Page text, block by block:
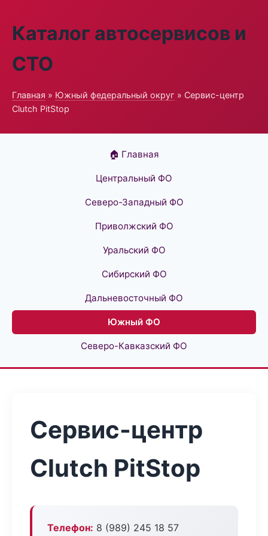
Каталог автосервисов и
СТО
Главная » Южный федеральный округ » Сервис-центр
Clutch PitStop
🏠 Главная
Центральный ФО
Северо-Западный ФО
Приволжский ФО
Уральский ФО
Сибирский ФО
Дальневосточный ФО
Южный ФО
Северо-Кавказский ФО
Сервис-центр
Clutch PitStop
Телефон: 8 (989) 245 18 57